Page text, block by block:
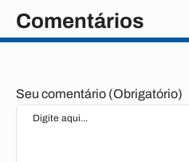
Comentários
Seu comentário (Obrigatório)